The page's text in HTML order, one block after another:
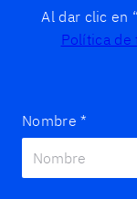
Al dar clic en
Política de
Nombre *